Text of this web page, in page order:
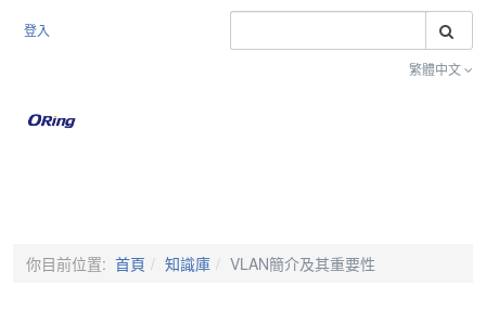
登入
繁體中文
你目前位置: 首頁 知識庫 VLAN簡介及其重要性